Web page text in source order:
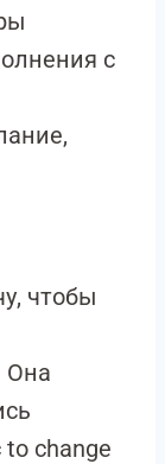
с
чтобы
Она
change